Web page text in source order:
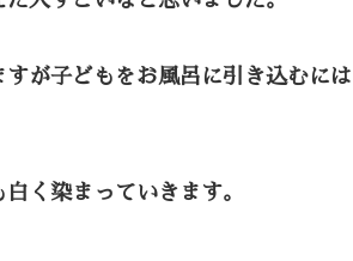
が子どもをお風呂に引き込むには
く染まっていきます。